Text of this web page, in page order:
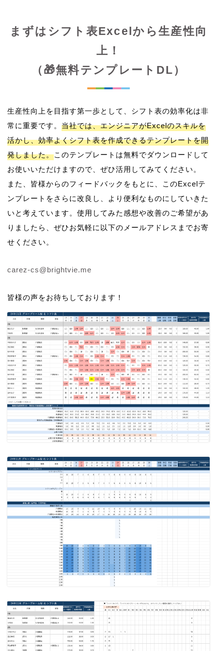
まずはシフト表Excelから生産性向
上！
（🎁無料テンプレートDL）
生産性向上を目指す第一歩として、シフト表の効率化は非
常に重要です。 当社では、エンジニアがExcelのスキルを
活かし、効率よくシフト表を作成できるテンプレートを開
発しました。このテンプレートは無料でダウンロードして
お使いいただけますので、ぜひ活用してみてください。
また、皆様からのフィードバックをもとに、このExcelテ
ンプレートをさらに改良し、より便利なものにしていきた
いと考えています。使用してみた感想や改善のご希望があ
りましたら、ぜひお気軽に以下のメールアドレスまでお寄
せください。
carez-cs@brightvie.me
皆様の声をお待ちしております！